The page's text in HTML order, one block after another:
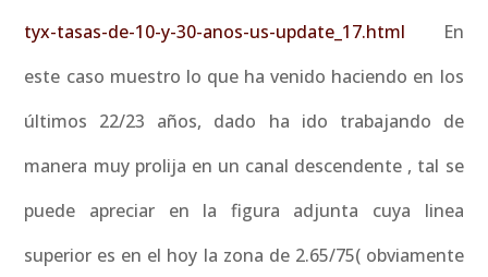
tyx-tasas-de-10-y-30-anos-us-update_17.html En
este caso muestro lo que ha venido haciendo en los
últimos 22/23 años, dado ha ido trabajando de
manera muy prolija en un canal descendente , tal se
puede apreciar en la figura adjunta cuya linea
superior es en el hoy la zona de 2.65/75( obviamente